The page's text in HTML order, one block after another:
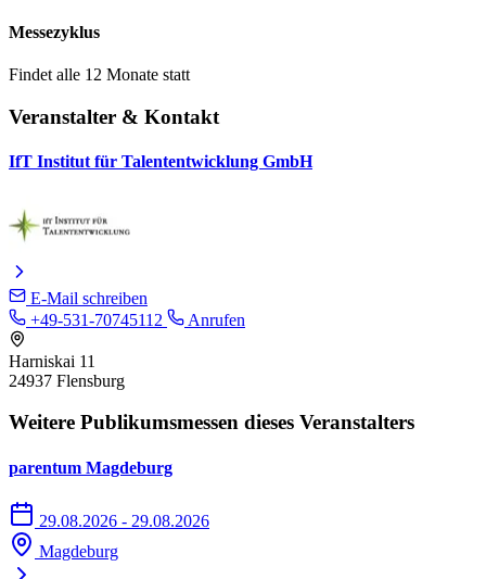
Messezyklus
Findet alle 12 Monate statt
Veranstalter & Kontakt
IfT Institut für Talententwicklung GmbH
E-Mail schreiben
+49-531-70745112
Anrufen
Harniskai 11
24937 Flensburg
Weitere Publikumsmessen dieses Veranstalters
parentum Magdeburg
29.08.2026 - 29.08.2026
Magdeburg